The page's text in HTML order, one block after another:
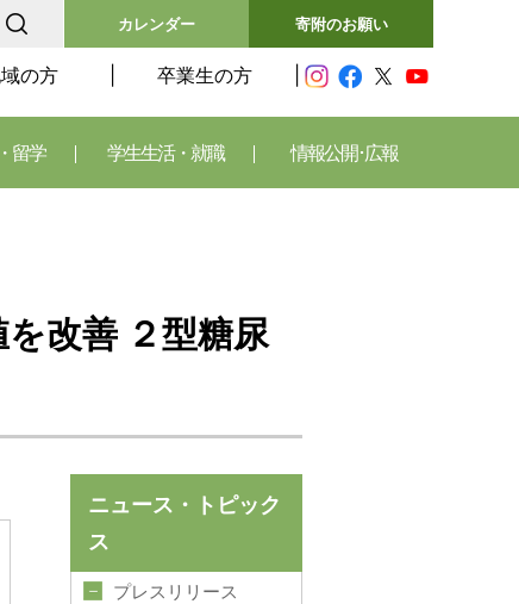
カレンダー 寄附のお願い
の方 卒業生の方
留学 学生生活・就職 情報公開･広報
改善 ２型糖尿
ニュース・トピック
ス
プレスリリース